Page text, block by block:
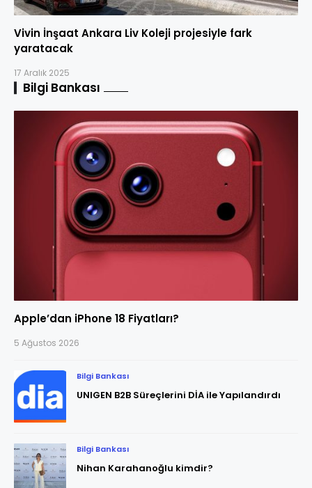
Vivin İnşaat Ankara Liv Koleji projesiyle fark
yaratacak
17 Aralık 2025
Bilgi Bankası
Apple’dan iPhone 18 Fiyatları?
5 Ağustos 2026
Bilgi Bankası
UNIGEN B2B Süreçlerini DİA ile Yapılandırdı
Bilgi Bankası
Nihan Karahanoğlu kimdir?